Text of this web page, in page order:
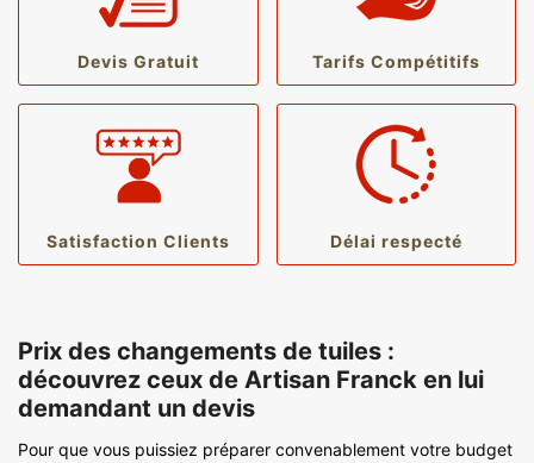
Devis Gratuit Tarifs Compétitifs
Satisfaction Clients Délai respecté
Prix des changements de tuiles :
découvrez ceux de Artisan Franck en lui
demandant un devis
Pour que vous puissiez préparer convenablement votre budget